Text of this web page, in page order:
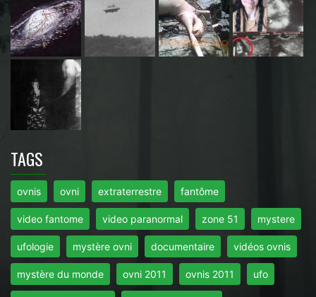
TAGS
ovnis ovni extraterrestre fantôme
video fantome video paranormal zone 51 mystere
ufologie mystère ovni documentaire vidéos ovnis
mystère du monde ovni 2011 ovnis 2011 ufo